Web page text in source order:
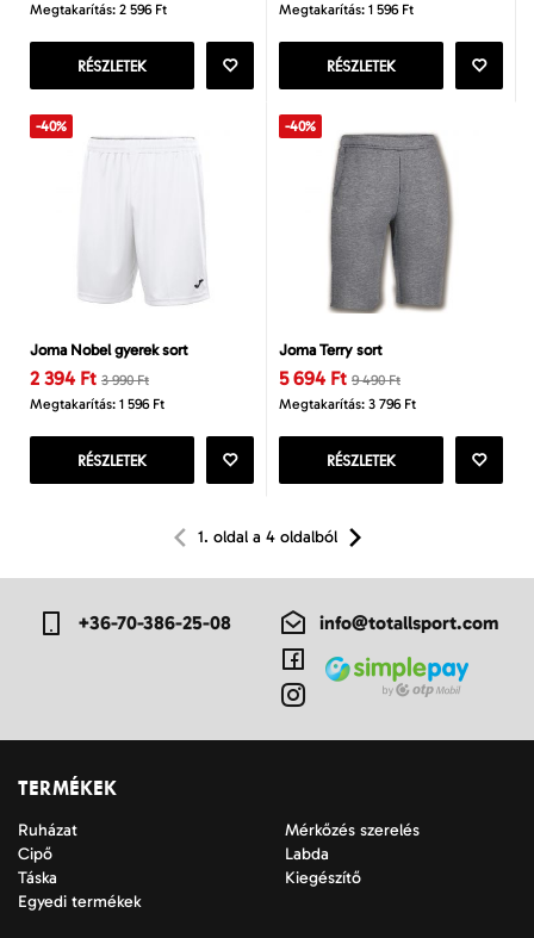
Megtakarítás: 2 596 Ft
RÉSZLETEK
Megtakarítás: 1 596 Ft
RÉSZLETEK
-40%
Joma Nobel gyerek sort
2 394 Ft 3 990 Ft
Megtakarítás: 1 596 Ft
RÉSZLETEK
-40%
Joma Terry sort
5 694 Ft 9 490 Ft
Megtakarítás: 3 796 Ft
RÉSZLETEK
1. oldal a 4 oldalból
+36-70-386-25-08 info@totallsport.com
TERMÉKEK
Ruházat
Mérkőzés szerelés
Cipő
Labda
Táska
Kiegészítő
Egyedi termékek